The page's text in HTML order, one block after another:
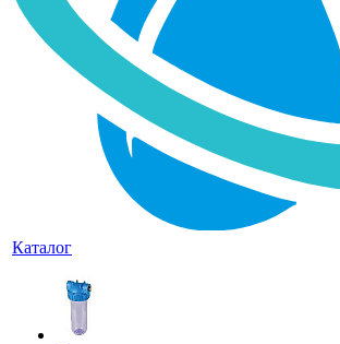
Каталог